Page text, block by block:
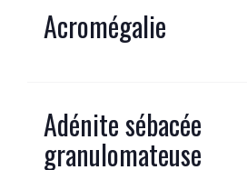
Acromégalie
Adénite sébacée
granulomateuse